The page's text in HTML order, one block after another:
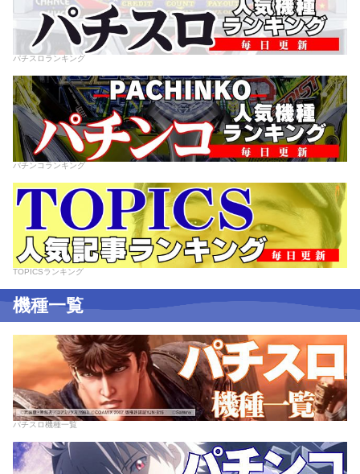
パチスロランキング
パチンコランキング
TOPICSランキング
機種一覧
パチスロ機種一覧